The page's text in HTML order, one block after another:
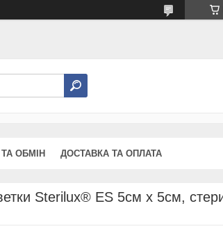
ОБМІН ДОСТАВКА ТА ОПЛАТА
Sterilux® ES 5см х 5см,